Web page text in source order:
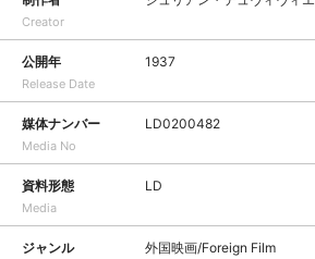
Creator
公開年
Release Date
1937
媒体ナンバー
Media No
LD0200482
資料形態
Media
LD
ジャンル 外国映画/Foreign Film